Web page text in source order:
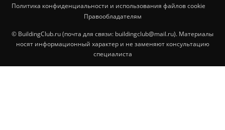
Политика конфиденциальности и использования файлов cookie
Правообладателям
© BuildingClub.ru (почта для связи: buildingclub@mail.ru). Материалы
носят информационный характер и не заменяют консультацию
специалиста